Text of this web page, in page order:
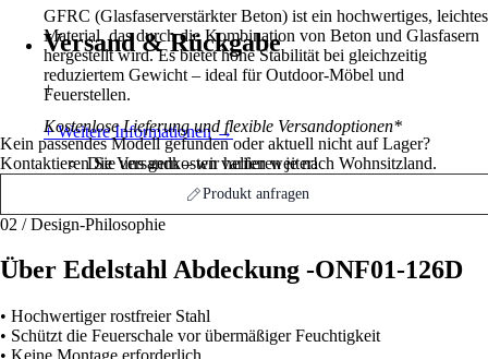
GFRC (Glasfaserverstärkter Beton) ist ein hochwertiges, leichtes
Material, das durch die Kombination von Beton und Glasfasern
hergestellt wird. Es bietet hohe Stabilität bei gleichzeitig
reduziertem Gewicht – ideal für Outdoor-Möbel und
Feuerstellen.
+ Weitere Informationen→
Versand & Rückgabe
+
Kostenlose Lieferung und flexible Versandoptionen*
Die Versandkosten variieren je nach Wohnsitzland.
Kein passendes Modell gefunden oder aktuell nicht auf Lager?
Kontaktieren Sie uns gern – wir helfen weiter!
Produkt anfragen
02 / Design-Philosophie
Über Edelstahl Abdeckung -ONF01-126D
• Hochwertiger rostfreier Stahl
• Schützt die Feuerschale vor übermäßiger Feuchtigkeit